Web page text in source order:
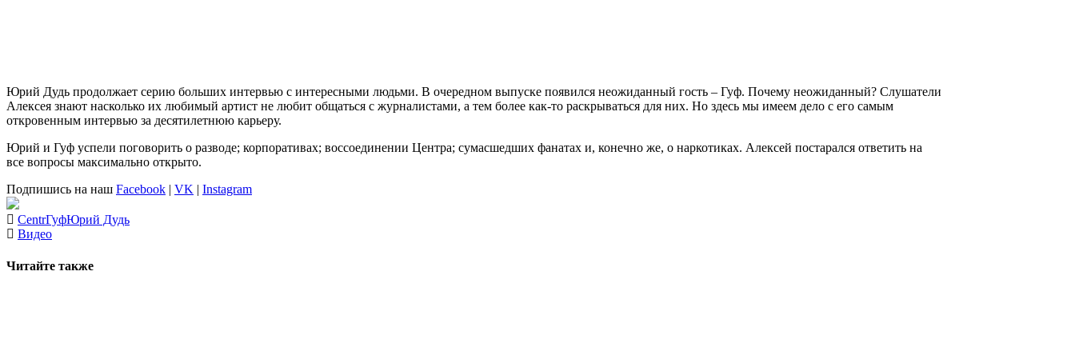
Юрий Дудь продолжает серию больших интервью с интересными людьми. В очередном выпуске появился неожиданный гость – Гуф. Почему неожиданный? Слушатели
Алексея знают насколько их любимый артист не любит общаться с журналистами, а тем более как-то раскрываться для них. Но здесь мы имеем дело с его самым
откровенным интервью за десятилетнюю карьеру.
Юрий и Гуф успели поговорить о разводе; корпоративах; воссоединении Центра; сумасшедших фанатах и, конечно же, о наркотиках. Алексей постарался ответить на
все вопросы максимально открыто.
Подпишись на наш Facebook | VK | Instagram
CentrГуфЮрий Дудь
Видео
Читайте также